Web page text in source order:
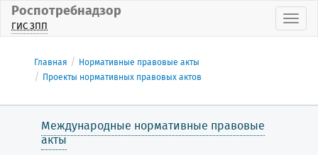
Роспотребнадзор
ГИС ЗПП
Главная
Нормативные правовые акты
Проекты нормативных правовых актов
Международные нормативные правовые
акты